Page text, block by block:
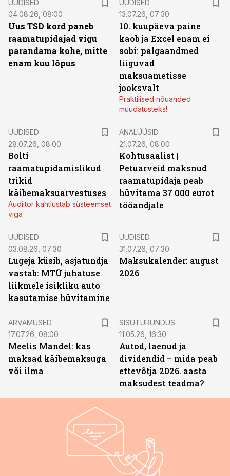
UUDISED
04.08.26, 08:00
Uus TSD kord paneb
raamatupidajad vigu
parandama kohe, mitte
enam kuu lõpus
UUDISED
13.07.26, 07:30
10. kuupäeva paine
kaob ja Excel enam ei
sobi: palgaandmed
liiguvad
maksuametisse
jooksvalt
Praktilised nõuanded
muudatusteks!
UUDISED
28.07.26, 08:00
Bolti
raamatupidamislikud
trikid
käibemaksuarvestuses
Audiitor kahtlustab süsteemset
viga
ANALÜÜSID
21.07.26, 08:00
Kohtusaalist |
Petuarveid maksnud
raamatupidaja peab
hüvitama 37 000 eurot
tööandjale
UUDISED
03.08.26, 07:30
Lugeja küsib, asjatundja
vastab: MTÜ juhatuse
liikmele isikliku auto
kasutamise hüvitamine
UUDISED
31.07.26, 07:30
Maksukalender: august
2026
ARVAMUSED
17.07.26, 08:00
Meelis Mandel: kas
maksad käibemaksuga
või ilma
SISUTURUNDUS
11.05.26, 16:30
Autod, laenud ja
dividendid – mida peab
ettevõtja 2026. aasta
maksudest teadma?